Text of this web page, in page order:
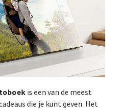
is een van de meest
die je kunt geven. Het